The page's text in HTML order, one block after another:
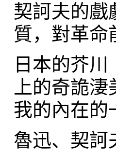
契訶夫的戲
質，對革命
日本的芥
上的奇詭
我的內在的
魯迅、契訶